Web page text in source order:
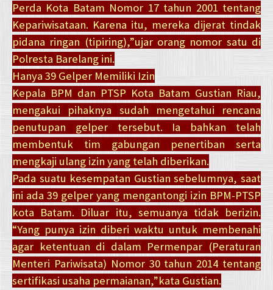
Perda Kota Batam Nomor 17 tahun 2001 tentang
Kepariwisataan. Karena itu, mereka dijerat tindak
pidana ringan (tipiring),”ujar orang nomor satu di
Polresta Barelang ini.
Hanya 39 Gelper Memiliki Izin
Kepala BPM dan PTSP Kota Batam Gustian Riau,
mengakui pihaknya sudah mengetahui rencana
penutupan gelper tersebut. Ia bahkan telah
membentuk tim gabungan penertiban serta
mengkaji ulang izin yang telah diberikan.
Pada suatu kesempatan Gustian sebelumnya, saat
ini ada 39 gelper yang mengantongi izin BPM-PTSP
kota Batam. Diluar itu, semuanya tidak berizin.
“Yang punya izin diberi waktu untuk membenahi
agar ketentuan di dalam Permenpar (Peraturan
Menteri Pariwisata) Nomor 30 tahun 2014 tentang
sertifikasi usaha permaianan,”kata Gustian.